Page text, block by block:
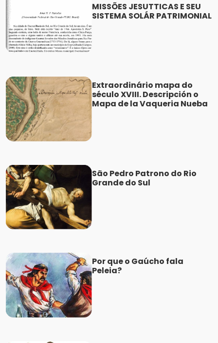
MISSÕES JESUTTICAS E SEU
SISTEMA SOLÁR PATRIMONIAL
Extraordinário mapa do
século XVIII. Descripción o
Mapa de la Vaqueria Nueba
São Pedro Patrono do Rio
Grande do Sul
Por que o Gaúcho fala
Peleia?